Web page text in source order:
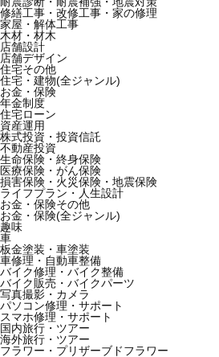
修繕工事・改修工事・家の修理
家屋・解体工事
木材・材木
店舗設計
店舗デザイン
住宅その他
住宅・建物(全ジャンル)
お金・保険
年金制度
住宅ローン
資産運用
株式投資・投資信託
不動産投資
生命保険・終身保険
医療保険・がん保険
損害保険・火災保険・地震保険
ライフプラン・人生設計
お金・保険その他
お金・保険(全ジャンル)
趣味
車
板金塗装・車塗装
車修理・自動車整備
バイク修理・バイク整備
バイク販売・バイクパーツ
写真撮影・カメラ
パソコン修理・サポート
スマホ修理・サポート
国内旅行・ツアー
海外旅行・ツアー
フラワー・プリザーブドフラワー